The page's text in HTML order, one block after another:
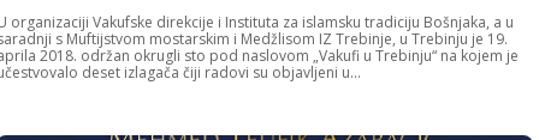
organizaciji Vakufske direkcije i Instituta za islamsku tradiciju Bošnjaka, a u
s Muftijstvom mostarskim i Medžlisom IZ Trebinje, u Trebinju je 19.
2018. održan okrugli sto pod naslovom „Vakufi u Trebinju“ na kojem je
deset izlagača čiji radovi su objavljeni u...